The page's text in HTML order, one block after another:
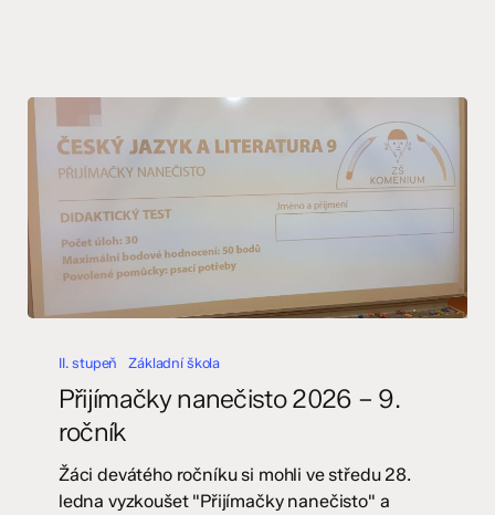
nanečisto
ročník
II. stupeň Základní škola
Přijímačky nanečisto 2026 – 9.
ročník
Žáci devátého ročníku si mohli ve středu 28.
ledna vyzkoušet "Přijímačky nanečisto" a